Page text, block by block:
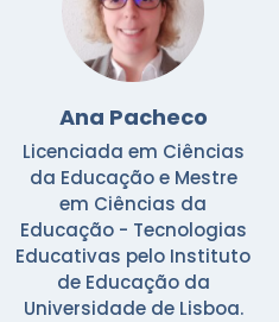
Ana Pacheco
Licenciada em Ciências
da Educação e Mestre
em Ciências da
Educação - Tecnologias
Educativas pelo Instituto
de Educação da
Universidade de Lisboa.